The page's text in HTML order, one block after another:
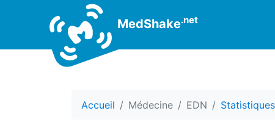
MedShake.net
Accueil Médecine EDN